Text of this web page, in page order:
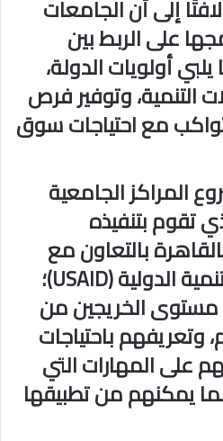
إلى أن الجامعات
على الربط بين
أولويات الدولة،
التنمية، وتوفير فرص
مع احتياجات سوق
المراكز الجامعية
تقوم بتنفيذه
بالتعاون مع
الوكالة الأمريكية للتنمية الدولية (USAID)؛
مستوى الخريجين من
وتعريفهم باحتياجات
على المهارات التي
يمكنهم من تطبيقها